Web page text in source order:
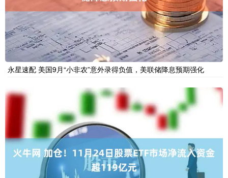
永星速配 美国9月“小非农”意外录得负值，美联储降息预期强化